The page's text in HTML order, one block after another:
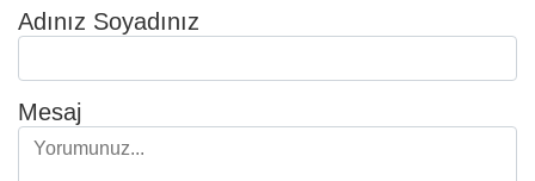
Adınız Soyadınız
Mesaj